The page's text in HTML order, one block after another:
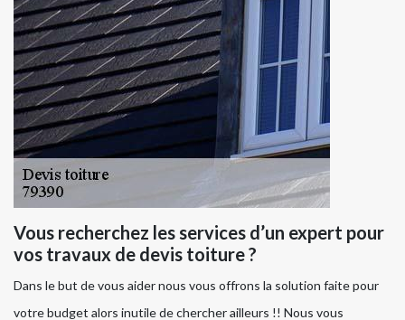
Vous recherchez les services d’un expert pour
vos travaux de devis toiture ?
Dans le but de vous aider nous vous offrons la solution faite pour
votre budget alors inutile de chercher ailleurs !! Nous vous